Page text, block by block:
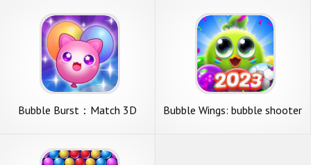
Bubble Burst：Match 3D Bubble Wings: bubble shooter